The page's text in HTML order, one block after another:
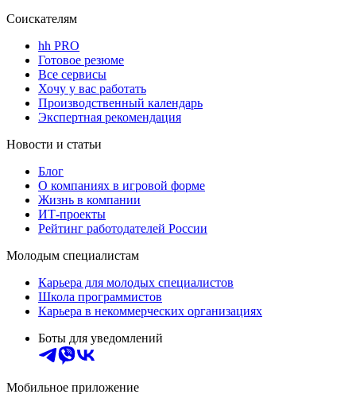
Соискателям
hh PRO
Готовое резюме
Все сервисы
Хочу у вас работать
Производственный календарь
Экспертная рекомендация
Новости и статьи
Блог
О компаниях в игровой форме
Жизнь в компании
ИТ-проекты
Рейтинг работодателей России
Молодым специалистам
Карьера для молодых специалистов
Школа программистов
Карьера в некоммерческих организациях
Боты для уведомлений
Мобильное приложение